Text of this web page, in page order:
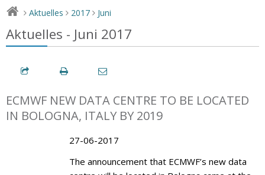
> Aktuelles > 2017 > Juni
Aktuelles - Juni 2017
ECMWF NEW DATA CENTRE TO BE LOCATED
IN BOLOGNA, ITALY BY 2019
27-06-2017
The announcement that ECMWF’s new data